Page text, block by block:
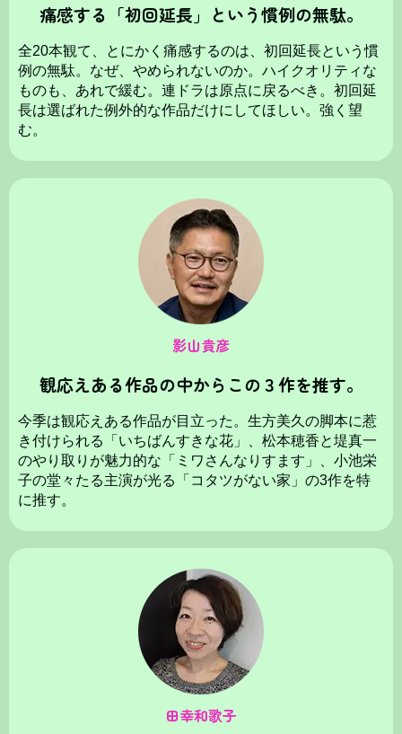
痛感する「初回延長」という慣例の無駄。
全20本観て、とにかく痛感するのは、初回延長という慣
例の無駄。なぜ、やめられないのか。ハイクオリティな
ものも、あれで緩む。連ドラは原点に戻るべき。初回延
長は選ばれた例外的な作品だけにしてほしい。強く望
む。
影山貴彦
観応えある作品の中からこの３作を推す。
今季は観応えある作品が目立った。生方美久の脚本に惹
き付けられる「いちばんすきな花」、松本穂香と堤真一
のやり取りが魅力的な「ミワさんなりすます」、小池栄
子の堂々たる主演が光る「コタツがない家」の3作を特
に推す。
田幸和歌子